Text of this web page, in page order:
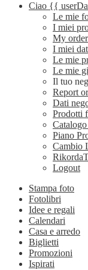
Ciao {{
Le mie
I miei
My order
I miei
Le mie
Le mie
Il tuo
Report
Dati
Prodotti
Piano
Cambio
Logout
Stampa foto
Fotolibri
Idee e regali
Calendari
Casa e arredo
Biglietti
Promozioni
Ispirati